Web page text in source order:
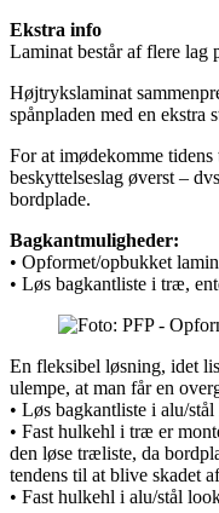
Ekstra info
Laminat består af flere lag
Højtrykslaminat
spånpladen med en
For at imødekomme
beskyttelseslag øverst –
bordplade.
Bagkantmuligheder:
• Opformet/opbukket
• Løs bagkantliste i træ,
En fleksibel løsning, idet
ulempe, at man får en
• Løs bagkantliste i alu/
• Fast hulkehl i træ er
den løse træliste, da
tendens til at blive skadet
• Fast hulkehl i alu/stål